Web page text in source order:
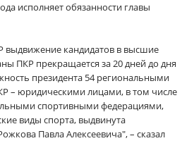
исполняет обязанности главы
выдвижение кандидатов в высшие
ПКР прекращается за 20 дней до дня
президента 54 региональными
– юридическими лицами, в том числе
спортивными федерациями,
виды спорта, выдвинута
Павла Алексеевича", – сказал